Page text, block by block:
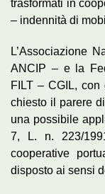
trasformati in
– indennità di
L’Associazione
ANCIP – e la
FILT – CGIL,
chiesto il parere
una possibile
7, L. n. 223/
cooperative
disposto ai sensi